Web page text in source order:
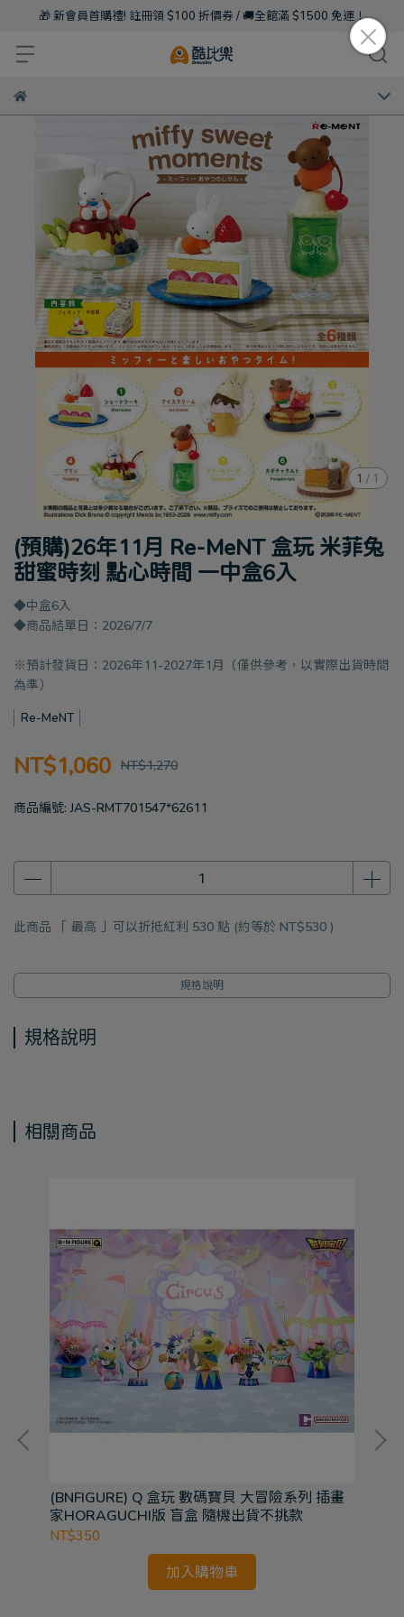
🎁 新會員首購禮! 註冊領 $100 折價券 / 🚚全館滿 $1500 免運！
1 / 1
(預購)26年11月 Re-MeNT 盒玩 米菲兔
甜蜜時刻 點心時間 一中盒6入
◆中盒6入
◆商品結單日：2026/7/7
※預計發貨日：2026年11-2027年1月（僅供參考，以實際出貨時間
為準）
Re-MeNT
NT$1,060 NT$1,270
商品編號: JAS-RMT701547*62611
此商品 「 最高 」可以折抵紅利 530 點 (約等於 NT$530 )
規格說明
規格說明
相關商品
(BNFIGURE) Q 盒玩 數碼寶貝 大冒險系列 插畫
家HORAGUCHI版 盲盒 隨機出貨不挑款
NT$350
加入購物車